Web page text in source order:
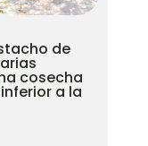
de
cosecha
a la